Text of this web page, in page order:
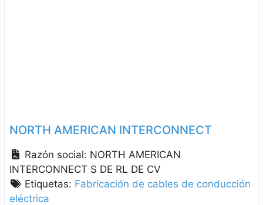
NORTH AMERICAN INTERCONNECT
Razón social: NORTH AMERICAN
INTERCONNECT S DE RL DE CV
Etiquetas: Fabricación de cables de conducción
eléctrica